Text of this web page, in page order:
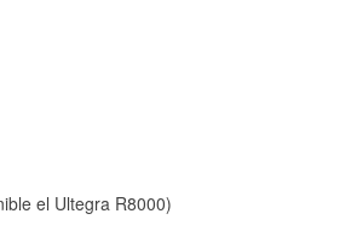
el Ultegra R8000)